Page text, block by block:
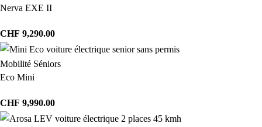
Nerva EXE II
CHF 9,290.00
Mobilité Séniors
Eco Mini
CHF 9,990.00